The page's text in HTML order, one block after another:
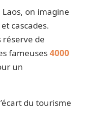
on imagine
cascades.
réserve de
fameuses4000
un
du tourisme